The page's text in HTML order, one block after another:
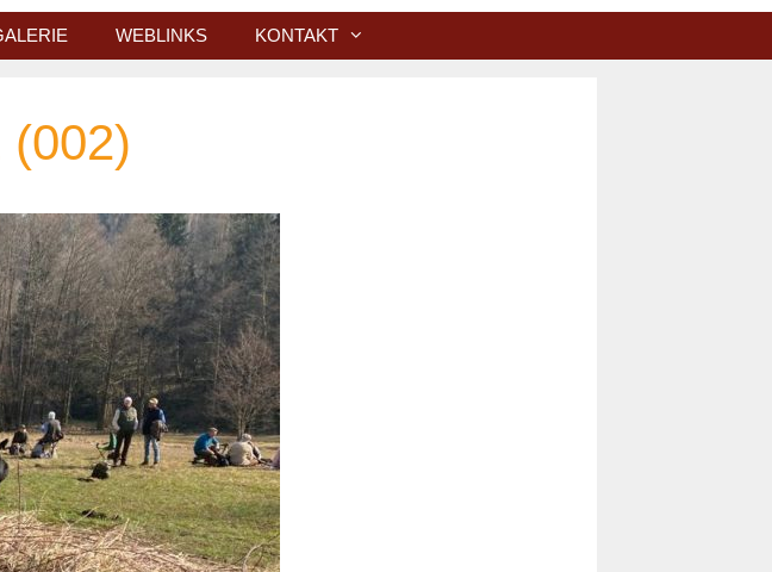
WEBLINKS KONTAKT
(002)